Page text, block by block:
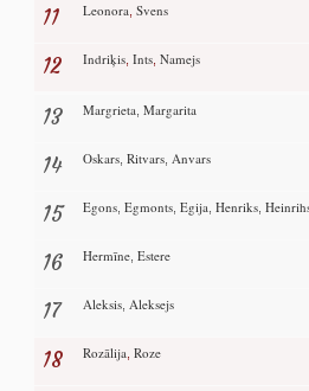
11 Leonora Svens
12 Indriķis, Ints, Namejs
13 Margrieta Margarita
14 Oskars, Ritvars, Anvars
15 Egons, Egmonts, Egija Henriks,
16 Hermīne, Estere
17 Aleksis, Aleksejs
18 Rozālija Roze